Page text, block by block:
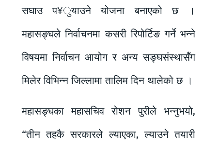
सघाउ प¥ुयाउने योजना बनाएको छ ।
महासङ्घले निर्वाचनमा कसरी रिपोर्टिङ गर्ने भन्ने
विषयमा निर्वाचन आयोग र अन्य सङ्घसंस्थासँग
मिलेर विभिन्न जिल्लामा तालिम दिन थालेको छ ।
महासङ्घका महासचिव रोशन पुरीले भन्नुभयो,
“तीन तहकै सरकारले ल्याएका, ल्याउने तयारी